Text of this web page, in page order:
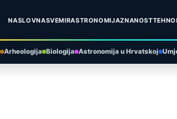
NASLOVNASVEMIRASTRONOMIJAZNANOST
Arheologija Biologija Astronomija u Hrvatskoj